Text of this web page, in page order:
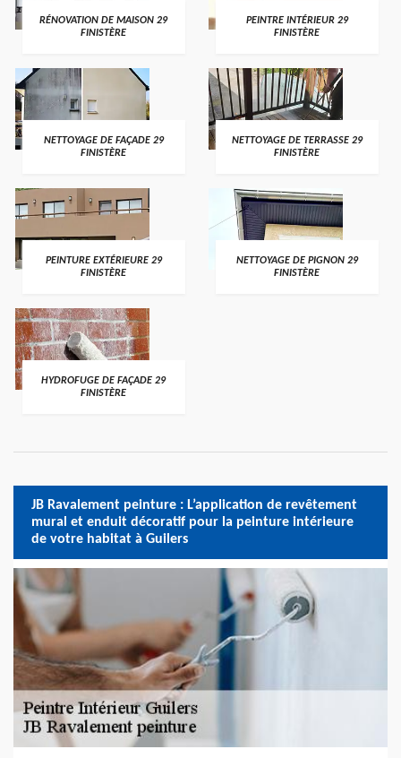
RÉNOVATION DE MAISON 29
FINISTÈRE
PEINTRE INTÉRIEUR 29
FINISTÈRE
NETTOYAGE DE FAÇADE 29
FINISTÈRE
NETTOYAGE DE TERRASSE 29
FINISTÈRE
PEINTURE EXTÉRIEURE 29
FINISTÈRE
NETTOYAGE DE PIGNON 29
FINISTÈRE
HYDROFUGE DE FAÇADE 29
FINISTÈRE
JB Ravalement peinture : L’application de revêtement
mural et enduit décoratif pour la peinture intérieure
de votre habitat à Guilers